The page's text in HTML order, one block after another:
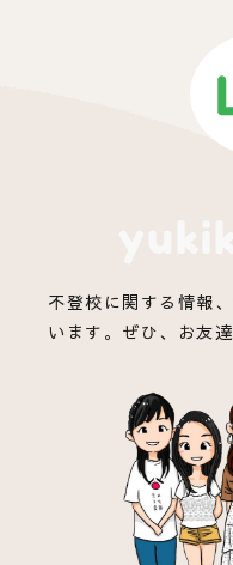
不登校に関する情報
います。ぜひ、お友